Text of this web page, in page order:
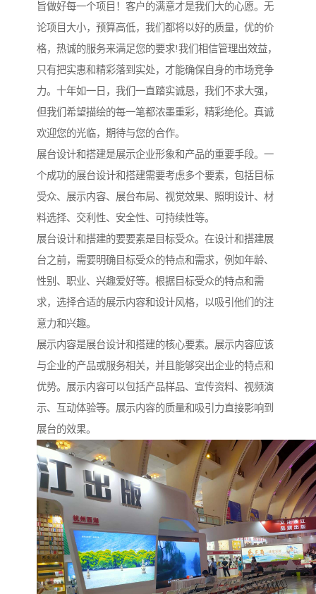
旨做好每一个项目！客户的满意才是我们大的心愿。无
论项目大小，预算高低，我们都将以好的质量，优的价
格，热诚的服务来满足您的要求!我们相信管理出效益，
只有把实惠和精彩落到实处，才能确保自身的市场竞争
力。十年如一日，我们一直踏实诚恳，我们不求大强，
但我们希望描绘的每一笔都浓墨重彩，精彩绝伦。真诚
欢迎您的光临，期待与您的合作。
展台设计和搭建是展示企业形象和产品的重要手段。一
个成功的展台设计和搭建需要考虑多个要素，包括目标
受众、展示内容、展台布局、视觉效果、照明设计、材
料选择、交利性、安全性、可持续性等。
展台设计和搭建的要要素是目标受众。在设计和搭建展
台之前，需要明确目标受众的特点和需求，例如年龄、
性别、职业、兴趣爱好等。根据目标受众的特点和需
求，选择合适的展示内容和设计风格，以吸引他们的注
意力和兴趣。
展示内容是展台设计和搭建的核心要素。展示内容应该
与企业的产品或服务相关，并且能够突出企业的特点和
优势。展示内容可以包括产品样品、宣传资料、视频演
示、互动体验等。展示内容的质量和吸引力直接影响到
展台的效果。